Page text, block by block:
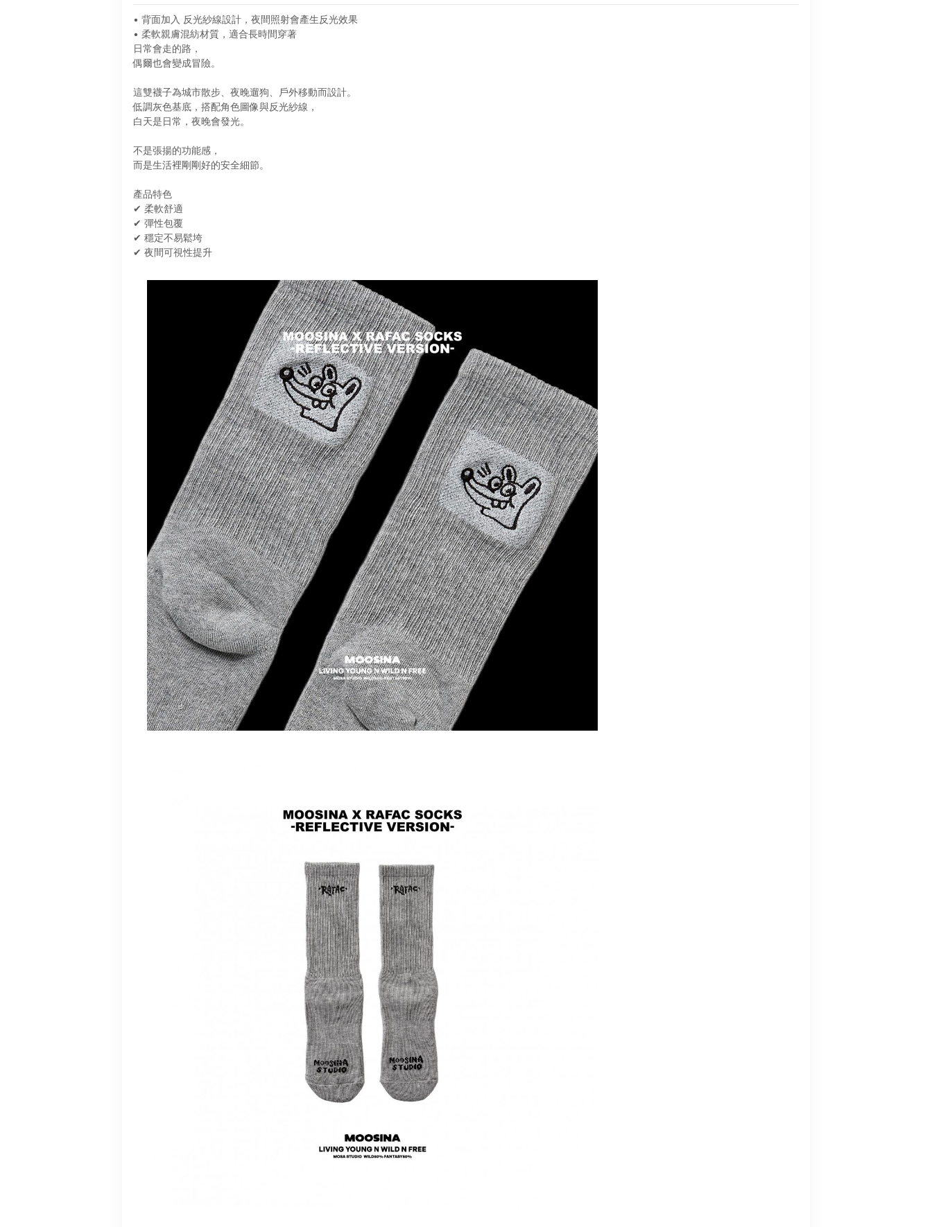
• 背面加入 反光紗線設計，夜間照射會產生反光效果
• 柔軟親膚混紡材質，適合長時間穿著
日常會走的路，
偶爾也會變成冒險。
這雙襪子為城市散步、夜晚遛狗、戶外移動而設計。
低調灰色基底，搭配角色圖像與反光紗線，
白天是日常，夜晚會發光。
不是張揚的功能感，
而是生活裡剛剛好的安全細節。
產品特色
✔ 柔軟舒適
✔ 彈性包覆
✔ 穩定不易鬆垮
✔ 夜間可視性提升